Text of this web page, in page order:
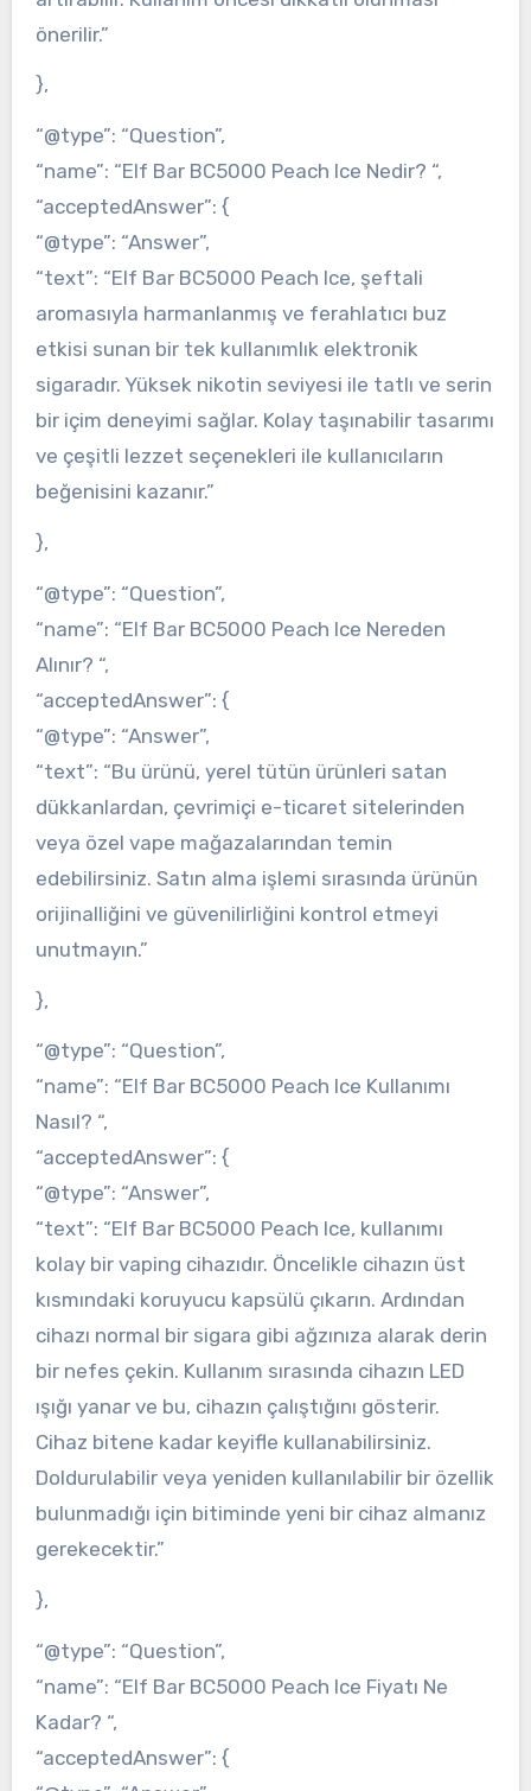
önerilir.”
},
“@type”: “Question”,
“name”: “Elf Bar BC5000 Peach Ice Nedir? “,
“acceptedAnswer”: {
“@type”: “Answer”,
“text”: “Elf Bar BC5000 Peach Ice, şeftali
aromasıyla harmanlanmış ve ferahlatıcı buz
etkisi sunan bir tek kullanımlık elektronik
sigaradır. Yüksek nikotin seviyesi ile tatlı ve serin
bir içim deneyimi sağlar. Kolay taşınabilir tasarımı
ve çeşitli lezzet seçenekleri ile kullanıcıların
beğenisini kazanır.”
},
“@type”: “Question”,
“name”: “Elf Bar BC5000 Peach Ice Nereden
Alınır? “,
“acceptedAnswer”: {
“@type”: “Answer”,
“text”: “Bu ürünü, yerel tütün ürünleri satan
dükkanlardan, çevrimiçi e-ticaret sitelerinden
veya özel vape mağazalarından temin
edebilirsiniz. Satın alma işlemi sırasında ürünün
orijinalliğini ve güvenilirliğini kontrol etmeyi
unutmayın.”
},
“@type”: “Question”,
“name”: “Elf Bar BC5000 Peach Ice Kullanımı
Nasıl? “,
“acceptedAnswer”: {
“@type”: “Answer”,
“text”: “Elf Bar BC5000 Peach Ice, kullanımı
kolay bir vaping cihazıdır. Öncelikle cihazın üst
kısmındaki koruyucu kapsülü çıkarın. Ardından
cihazı normal bir sigara gibi ağzınıza alarak derin
bir nefes çekin. Kullanım sırasında cihazın LED
ışığı yanar ve bu, cihazın çalıştığını gösterir.
Cihaz bitene kadar keyifle kullanabilirsiniz.
Doldurulabilir veya yeniden kullanılabilir bir özellik
bulunmadığı için bitiminde yeni bir cihaz almanız
gerekecektir.”
},
“@type”: “Question”,
“name”: “Elf Bar BC5000 Peach Ice Fiyatı Ne
Kadar? “,
“acceptedAnswer”: {